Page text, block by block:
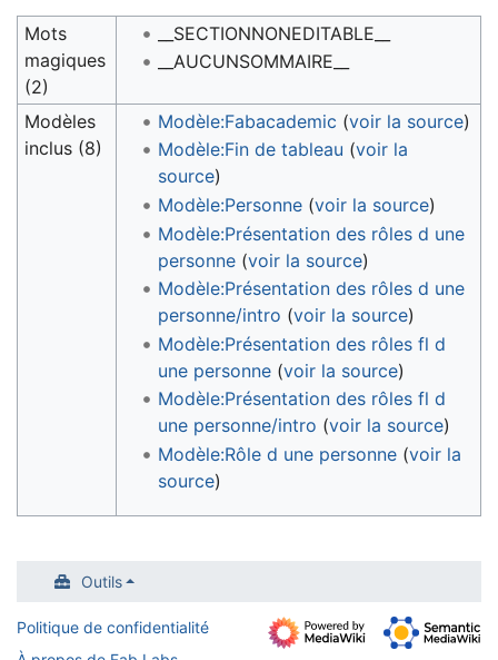
Mots
magiques
(2)
__SECTIONNONEDITABLE__
__AUCUNSOMMAIRE__
Modèles
inclus (8)
Modèle:Fabacademic (voir la source)
Modèle:Fin de tableau (voir la
source)
Modèle:Personne(voir la source)
Modèle:Présentation des rôles d une
personne(voir la source)
Modèle:Présentation des rôles d une
personne/intro (voir la source)
Modèle:Présentation des rôles fl d
une personne(voir la source)
Modèle:Présentation des rôles fl d
une personne/intro (voir la source)
Modèle:Rôle d une personne(voir la
source)
Outils
Politique de confidentialité